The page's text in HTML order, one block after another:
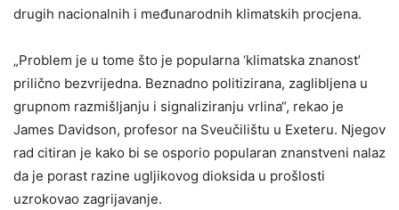
drugih nacionalnih i međunarodnih klimatskih procjena.
„Problem je u tome što je popularna ‘klimatska znanost’
prilično bezvrijedna. Beznadno politizirana, zaglibljena u
grupnom razmišljanju i signaliziranju vrlina“, rekao je
James Davidson, profesor na Sveučilištu u Exeteru. Njegov
rad citiran je kako bi se osporio popularan znanstveni nalaz
da je porast razine ugljikovog dioksida u prošlosti
uzrokovao zagrijavanje.